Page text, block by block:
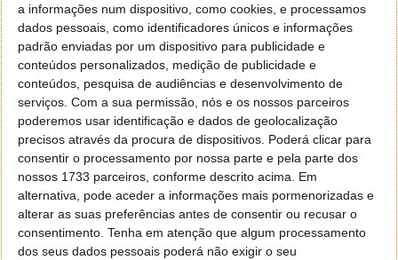
a informações num dispositivo, como cookies, e processamos
dados pessoais, como identificadores únicos e informações
padrão enviadas por um dispositivo para publicidade e
conteúdos personalizados, medição de publicidade e
conteúdos, pesquisa de audiências e desenvolvimento de
serviços. Com a sua permissão, nós e os nossos parceiros
poderemos usar identificação e dados de geolocalização
precisos através da procura de dispositivos. Poderá clicar para
consentir o processamento por nossa parte e pela parte dos
nossos 1733 parceiros, conforme descrito acima. Em
alternativa, pode aceder a informações mais pormenorizadas e
alterar as suas preferências antes de consentir ou recusar o
consentimento. Tenha em atenção que algum processamento
dos seus dados pessoais poderá não exigir o seu
Vítor estou a enviar este mail pois preciso de uma
ajuda de quem efectivamente me pode iluminar. Não
vou elogiar o teu trabalho no Pplware pois nem sei
como começaria, digo apenas que deixei de visitar
uma dúzia de sites depois de conhecer este lugar.
Agora pedindo a tal ajuda, conheces alguma
aplicação que possa filtrar por tamanho, nome, data
as minhas milhares de fotografias? Já não sei como
poderei catalogar tudo o que descarreguei para o PC
e remover as centenas que tenho duplicadas em mais
que uma pasta. Obrigado pelo Pplware e obrigado
pela tua atenção. Miguel Ribeiro.